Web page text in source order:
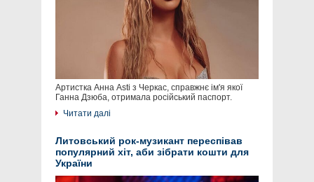
Артистка Анна Asti з Черкас, справжнє ім'я якої
Ганна Дзюба, отримала російський паспорт.
Читати далі
Литовський рок-музикант переспівав
популярний хіт, аби зібрати кошти для
України